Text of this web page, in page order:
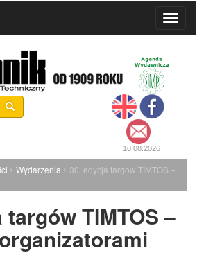
10.08.2026
› Wydarzenia › 30. edycja targów TIMTOS –
TIMTOS –